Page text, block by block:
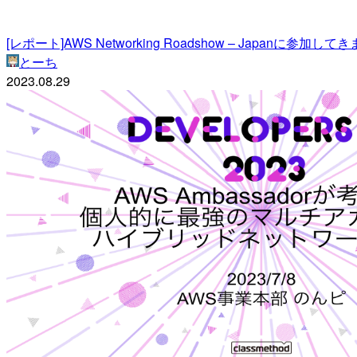
[レポート]AWS Networking Roadshow – Japanに参加してき
とーち
2023.08.29